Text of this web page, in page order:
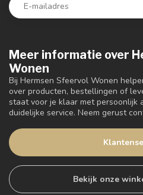
Meer informatie over
Wonen
Bij Hermsen Sfeervol Wonen
over producten, bestellingen of
staat voor je klaar met persoonlijk
duidelijke service. Neem gerust
Bekijk onze